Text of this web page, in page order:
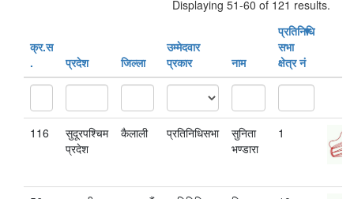
Displaying 51-60 of 121 results.
क्र‍.स‌
.
प्रदेश जिल्ला
उम्मेदवार
प्रकार
नाम
प्रतिनिधि
सभा
क्षेत्र नं
116
सुदूरपश्चिम
प्रदेश
कैलाली प्रतिनिधिसभा
सुनिता
भण्डारा
1